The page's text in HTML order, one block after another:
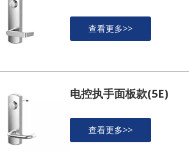
查看更多>>
电控执手面板款(5E)
查看更多>>